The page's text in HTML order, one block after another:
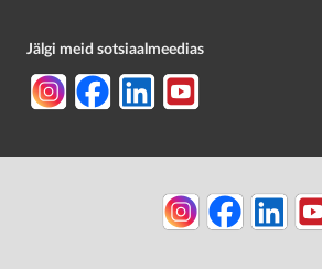
Jälgi meid sotsiaalmeedias